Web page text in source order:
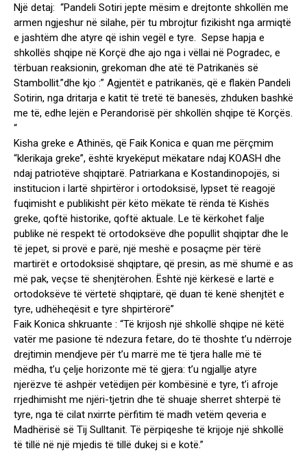
Një detaj: “Pandeli Sotiri jepte mësim e drejtonte shkollën me
armen ngjeshur në silahe, për tu mbrojtur fizikisht nga armiqtë
e jashtëm dhe atyre që ishin vegël e tyre. Sepse hapja e
shkollës shqipe në Korçë dhe ajo nga i vëllai në Pogradec, e
tërbuan reaksionin, grekoman dhe atë të Patrikanës së
Stambollit.”dhe kjo :” Agjentët e patrikanës, që e flakën Pandeli
Sotirin, nga dritarja e katit të tretë të banesës, zhduken bashkë
me të, edhe lejën e Perandorisë për shkollën shqipe të Korçës.
“
Kisha greke e Athinës, që Faik Konica e quan me përçmim
“klerikaja greke”, është kryekëput mëkatare ndaj KOASH dhe
ndaj patriotëve shqiptarë. Patriarkana e Kostandinopojës, si
institucion i lartë shpirtëror i ortodoksisë, lypset të reagojë
fuqimisht e publikisht për këto mëkate të rënda të Kishës
greke, qoftë historike, qoftë aktuale. Le të kërkohet falje
publike në respekt të ortodoksëve dhe popullit shqiptar dhe le
të jepet, si provë e parë, një meshë e posaçme për tërë
martirët e ortodoksisë shqiptare, që presin, as më shumë e as
më pak, veçse të shenjtërohen. Është një kërkesë e lartë e
ortodoksëve të vërtetë shqiptarë, që duan të kenë shenjtët e
tyre, udhëheqësit e tyre shpirtërorë”
Faik Konica shkruante : “Të krijosh një shkollë shqipe në këtë
vatër me pasione të ndezura fetare, do të thoshte t’u ndërroje
drejtimin mendjeve për t’u marrë me të tjera halle më të
mëdha, t’u çelje horizonte më të gjera: t’u ngjallje atyre
njerëzve të ashpër vetëdijen për kombësinë e tyre, t’i afroje
rrjedhimisht me njëri-tjetrin dhe të shuaje sherret shterpë të
tyre, nga të cilat nxirrte përfitim të madh vetëm qeveria e
Madhërisë së Tij Sulltanit. Të përpiqeshe të krijoje një shkollë
të tillë në një mjedis të tillë dukej si e kotë.”